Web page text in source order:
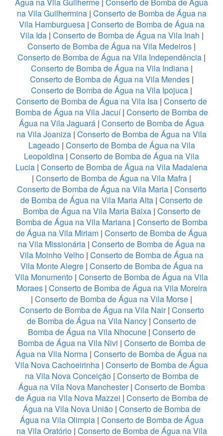
Água na Vila Guilherme | Conserto de Bomba de Água
na Vila Guilhermina| Conserto de Bomba de Água na
Vila Hamburguesa| Conserto de Bomba de Água na
Vila Ida| Conserto de Bomba de Água na Vila Inah |
Conserto de Bomba de Água na Vila Medeiros |
Conserto de Bomba de Água na Vila Independência |
Conserto de Bomba de Água na Vila Indiana|
Conserto de Bomba de Água na Vila Mendes|
Conserto de Bomba de Água na Vila Ipojuca |
Conserto de Bomba de Água na Vila Isa | Conserto de
Bomba de Água na Vila Jacuí| Conserto de Bomba de
Água na Vila Jaguará | Conserto de Bomba de Água
na Vila Joaniza | Conserto de Bomba de Água na Vila
Lageado| Conserto de Bomba de Água na Vila
Leopoldina | Conserto de Bomba de Água na Vila
Lucia | Conserto de Bomba de Água na Vila Madalena
| Conserto de Bomba de Água na Vila Mafra |
Conserto de Bomba de Água na Vila Maria| Conserto
de Bomba de Água na Vila Maria Alta | Conserto de
Bomba de Água na Vila Maria Baixa| Conserto de
Bomba de Água na Vila Mariana| Conserto de Bomba
de Água na Vila Miriam | Conserto de Bomba de Água
na Vila Missionária | Conserto de Bomba de Água na
Vila Moinho Velho | Conserto de Bomba de Água na
Vila Monte Alegre| Conserto de Bomba de Água na
Vila Monumento | Conserto de Bomba de Água na Vila
Moraes| Conserto de Bomba de Água na Vila Moreira
| Conserto de Bomba de Água na Vila Morse |
Conserto de Bomba de Água na Vila Nair| Conserto
de Bomba de Água na Vila Nancy | Conserto de
Bomba de Água na Vila Nhocune| Conserto de
Bomba de Água na Vila Nivi | Conserto de Bomba de
Água na Vila Norma | Conserto de Bomba de Água na
Vila Nova Cachoeirinha | Conserto de Bomba de Água
na Vila Nova Conceição| Conserto de Bomba de
Água na Vila Nova Manchester| Conserto de Bomba
de Água na Vila Nova Mazzei | Conserto de Bomba de
Água na Vila Nova União| Conserto de Bomba de
Água na Vila Olimpia| Conserto de Bomba de Água
na Vila Oratório| Conserto de Bomba de Água na Vila